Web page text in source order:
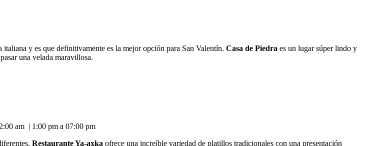
y es que definitivamente es la mejor opción para San Valentín. Casa de Piedra es un lugar súper lindo y
una velada maravillosa.
am | 1:00 pm a 07:00 pm
Restaurante Ya-axka ofrece una increíble variedad de platillos tradicionales con una presentación